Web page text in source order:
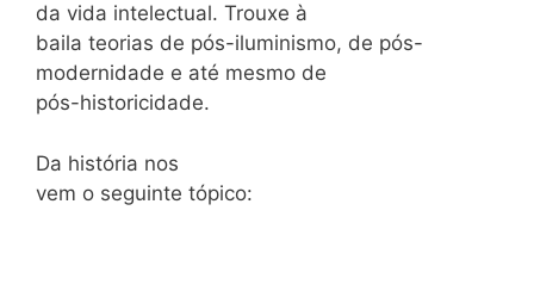
da vida intelectual. Trouxe à
baila teorias de pós-iluminismo, de pós-
modernidade e até mesmo de
pós-historicidade.
Da história nos
vem o seguinte tópico: